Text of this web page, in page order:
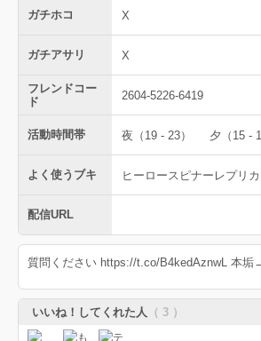
ガチホコ X
ガチアサリ X
フレンドコー
ド
2604-5226-6419
活動時間帯 夜（19 - 23） 夕（15 -
よく使うブキ ヒーロースピナーレプリカ
配信URL
質問ください https://t.co/B4kedAznwL 本垢
いいね！してくれた人 （ 3 ）